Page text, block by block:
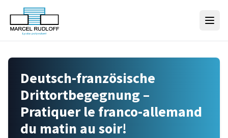
Skip to content
Deutsch-französische
Drittortbegegnung –
Pratiquer le franco-allemand
du matin au soir!